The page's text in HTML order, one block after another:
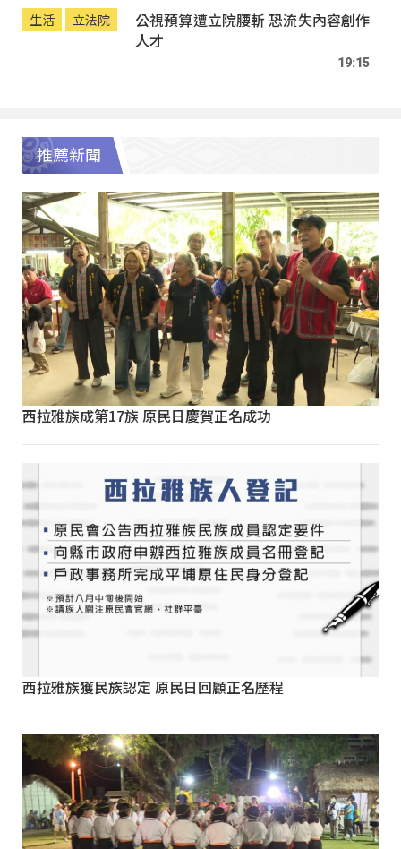
生活 立法院
公視預算遭立院腰斬 恐流失內容創作
人才
19:15
推薦新聞
西拉雅族成第17族 原民日慶賀正名成功
西拉雅族獲民族認定 原民日回顧正名歷程